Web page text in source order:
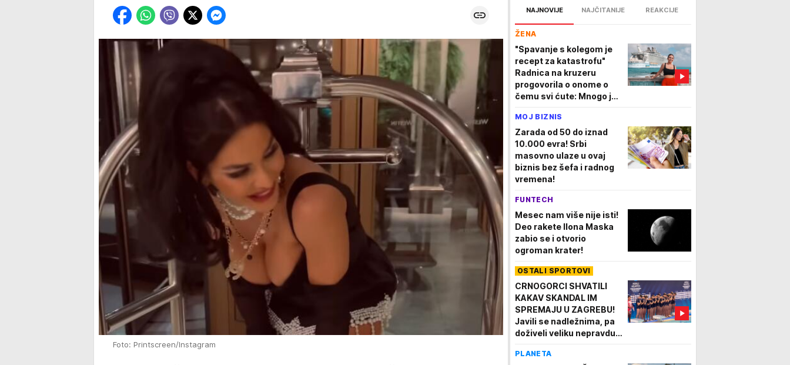
Foto: Printscreen/Instagram
NAJNOVIJE NAJČITANIJE REAKCIJE
ŽENA
"Spavanje s kolegom je
recept za katastrofu"
Radnica na kruzeru
progovorila o onome o
čemu svi ćute: Mnogo je
MOJ BIZNIS
Zarada od 50 do iznad
10.000 evra! Srbi
masovno ulaze u ovaj
biznis bez šefa i radnog
vremena!
FUNTECH
Mesec nam više nije isti!
Deo rakete Ilona Maska
zabio se i otvorio
ogroman krater!
OSTALI SPORTOVI
CRNOGORCI SHVATILI
KAKAV SKANDAL IM
SPREMAJU U ZAGREBU!
Javili se nadležnima, pa
doživeli veliku nepravdu,
PLANETA